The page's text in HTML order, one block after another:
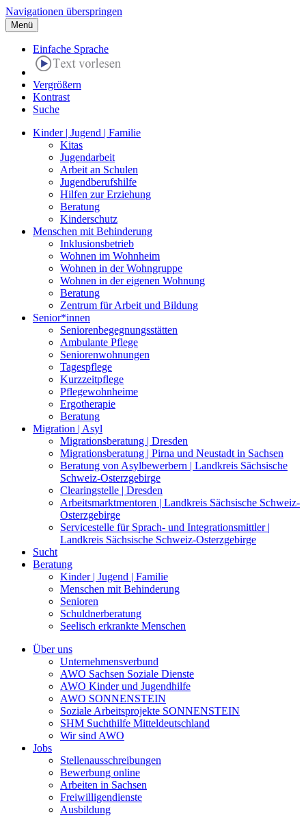
Navigationen überspringen
Menü
Einfache Sprache
Vergrößern
Kontrast
Suche
Kinder | Jugend | Familie
Kitas
Jugendarbeit
Arbeit an Schulen
Jugendberufshilfe
Hilfen zur Erziehung
Beratung
Kinderschutz
Menschen mit Behinderung
Inklusionsbetrieb
Wohnen im Wohnheim
Wohnen in der Wohngruppe
Wohnen in der eigenen Wohnung
Beratung
Zentrum für Arbeit und Bildung
Senior*innen
Seniorenbegegnungsstätten
Ambulante Pflege
Seniorenwohnungen
Tagespflege
Kurzzeitpflege
Pflegewohnheime
Ergotherapie
Beratung
Migration | Asyl
Migrationsberatung | Dresden
Migrationsberatung | Pirna und Neustadt in Sachsen
Beratung von Asylbewerbern | Landkreis Sächsische
Schweiz-Osterzgebirge
Clearingstelle | Dresden
Arbeitsmarktmentoren | Landkreis Sächsische Schweiz-
Osterzgebirge
Servicestelle für Sprach- und Integrationsmittler |
Landkreis Sächsische Schweiz-Osterzgebirge
Sucht
Beratung
Kinder | Jugend | Familie
Menschen mit Behinderung
Senioren
Schuldnerberatung
Seelisch erkrankte Menschen
Über uns
Unternehmensverbund
AWO Sachsen Soziale Dienste
AWO Kinder und Jugendhilfe
AWO SONNENSTEIN
Soziale Arbeitsprojekte SONNENSTEIN
SHM Suchthilfe Mitteldeutschland
Wir sind AWO
Jobs
Stellenausschreibungen
Bewerbung online
Arbeiten in Sachsen
Freiwilligendienste
Ausbildung